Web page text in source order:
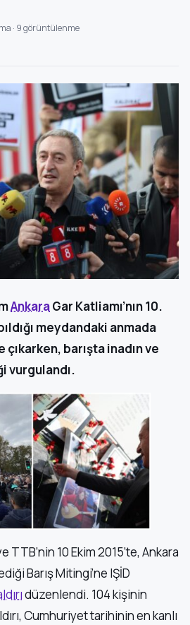
· 9 görüntülenme
AnkaraGar Katliamı’nın 10.
meydandaki anmada
çıkarken, barışta inadın ve
vurgulandı.
TTB’nin 10 Ekim 2015’te, Ankara
Barış Mitingi’ne IŞİD
düzenlendi. 104 kişinin
Cumhuriyet tarihinin en kanlı